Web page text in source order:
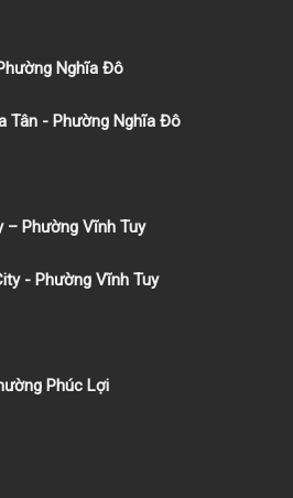
Nghĩa Đô
Tân - Phường Nghĩa Đô
– Phường Vĩnh Tuy
- Phường Vĩnh Tuy
Phúc Lợi